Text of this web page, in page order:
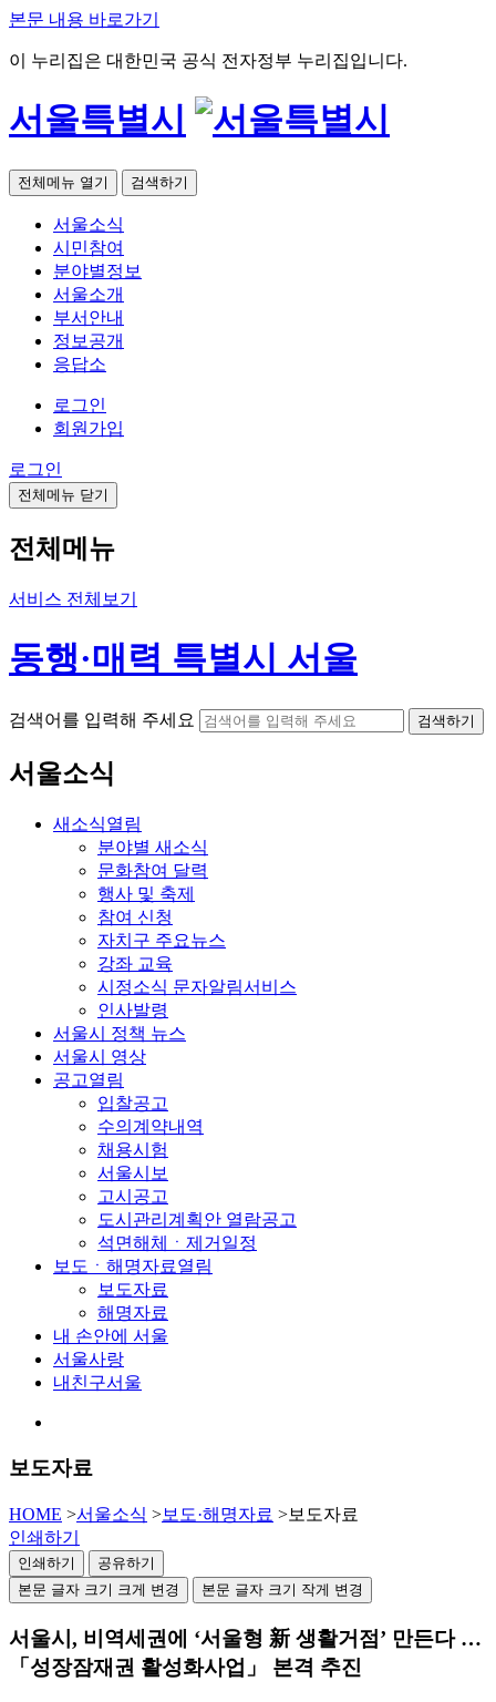
본문 내용 바로가기
이 누리집은 대한민국 공식 전자정부 누리집입니다.
서울특별시
전체메뉴 열기 검색하기
서울소식
시민참여
분야별정보
서울소개
부서안내
정보공개
응답소
로그인
회원가입
로그인
전체메뉴 닫기
전체메뉴
서비스 전체보기
동행·매력 특별시 서울
검색어를 입력해 주세요 검색하기
서울소식
새소식열림
분야별 새소식
문화참여 달력
행사 및 축제
참여 신청
자치구 주요뉴스
강좌 교육
시정소식 문자알림서비스
인사발령
서울시 정책 뉴스
서울시 영상
공고열림
입찰공고
수의계약내역
채용시험
서울시보
고시공고
도시관리계획안 열람공고
석면해체ㆍ제거일정
보도ㆍ해명자료열림
보도자료
해명자료
내 손안에 서울
서울사랑
내친구서울
보도자료
HOME >서울소식 >보도·해명자료 >보도자료
인쇄하기
인쇄하기
공유하기
본문 글자 크기 크게 변경
본문 글자 크기 작게 변경
서울시, 비역세권에 ‘서울형 新 생활거점’ 만든다 …
「성장잠재권 활성화사업」 본격 추진